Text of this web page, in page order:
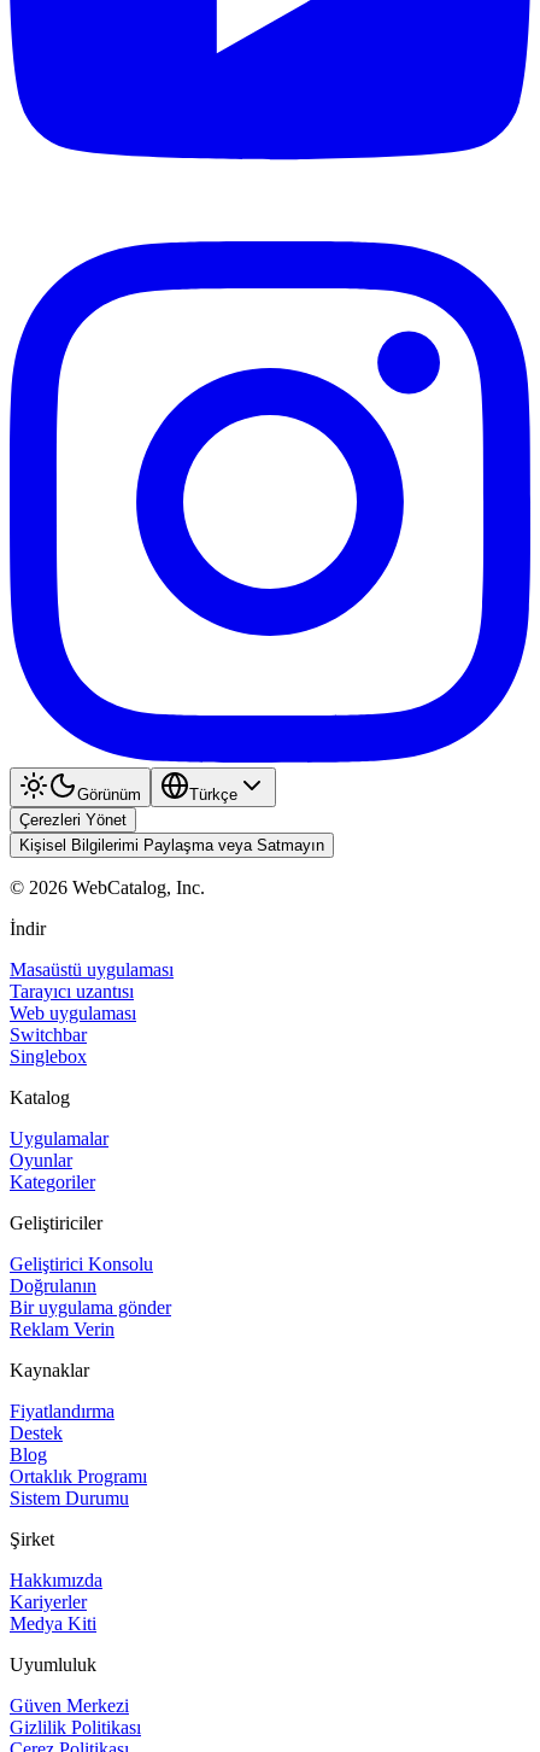
Görünüm
Türkçe
Çerezleri Yönet
Kişisel Bilgilerimi Paylaşma veya Satmayın
© 2026 WebCatalog, Inc.
İndir
Masaüstü uygulaması
Tarayıcı uzantısı
Web uygulaması
Switchbar
Singlebox
Katalog
Uygulamalar
Oyunlar
Kategoriler
Geliştiriciler
Geliştirici Konsolu
Doğrulanın
Bir uygulama gönder
Reklam Verin
Kaynaklar
Fiyatlandırma
Destek
Blog
Ortaklık Programı
Sistem Durumu
Şirket
Hakkımızda
Kariyerler
Medya Kiti
Uyumluluk
Güven Merkezi
Gizlilik Politikası